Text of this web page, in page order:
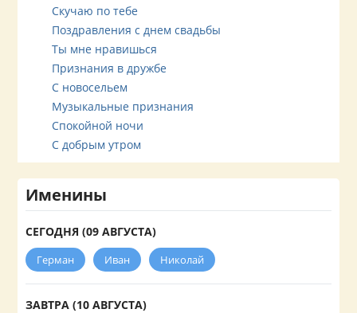
Скучаю по тебе
Поздравления с днем свадьбы
Ты мне нравишься
Признания в дружбе
С новосельем
Музыкальные признания
Спокойной ночи
С добрым утром
Именины
СЕГОДНЯ (09 АВГУСТА)
Герман Иван Николай
ЗАВТРА (10 АВГУСТА)